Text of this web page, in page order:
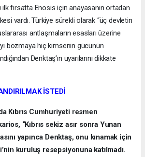
ilk fırsatta Enosis için anayasanın ortadan
vardı. Türkiye sürekli olarak “üç devletin
antlaşmaların esasları üzerine
bozmaya hiç kimsenin gücünün
Denktaş’ın uyarılarını dikkate
İSTEDİ
Kıbrıs Cumhuriyeti resmen
“Kıbrıs sekiz asır sonra Yunan
yapınca Denktaş, onu kınamak için
kuruluş resepsiyonuna katılmadı.